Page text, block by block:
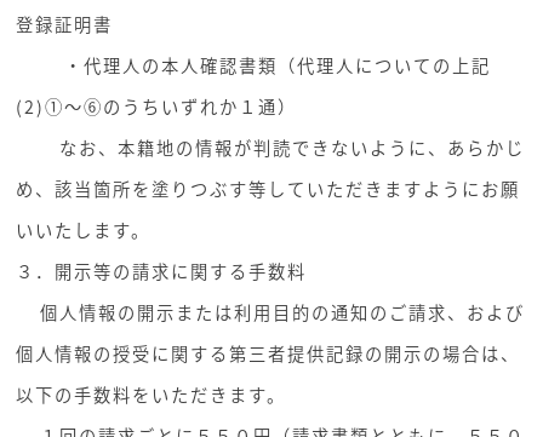
登録証明書
・代理人の本人確認書類（代理人についての上記
(2)①～⑥のうちいずれか１通）
なお、本籍地の情報が判読できないように、あらかじ
め、該当箇所を塗りつぶす等していただきますようにお願
いいたします。
３．開示等の請求に関する手数料
個人情報の開示または利用目的の通知のご請求、および
個人情報の授受に関する第三者提供記録の開示の場合は、
以下の手数料をいただきます。